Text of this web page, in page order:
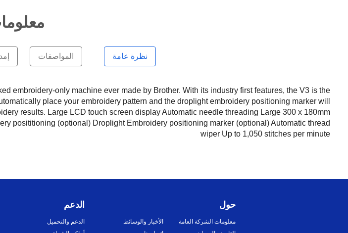
نظرة عامة المواصفات
embroidery-only machine ever made by Brother. With its industry first features, the V3 is the
place your embroidery pattern and the droplight embroidery positioning marker will
results. Large LCD touch screen display Automatic needle threading Large 300 x 180mm
posititioning (optional) Droplight Embroidery positioning marker (optional) Automatic thread
wiper Up to 1,050 stitches per minute
حول
معلومات الشركة العامة
الأخبار والوسائط
الدعم
الدعم والتحميل